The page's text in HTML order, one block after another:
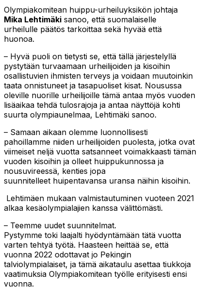
Olympiakomitean huippu-urheiluyksikön johtaja
Mika Lehtimäki sanoo, että suomalaiselle
urheilulle päätös tarkoittaa sekä hyvää että
huonoa.
– Hyvä puoli on tietysti se, että tällä järjestelyllä
pystytään turvaamaan urheilijoiden ja kisoihin
osallistuvien ihmisten terveys ja voidaan muutoinkin
taata onnistuneet ja tasapuoliset kisat. Nousussa
oleville nuorille urheilijoille tämä antaa myös vuoden
lisäaikaa tehdä tulosrajoja ja antaa näyttöjä kohti
suurta olympiaunelmaa, Lehtimäki sanoo.
– Samaan aikaan olemme luonnollisesti
pahoillamme niiden urheilijoiden puolesta, jotka ovat
viimeiset neljä vuotta satsanneet voimakkaasti tämän
vuoden kisoihin ja olleet huippukunnossa ja
nousuvireessä, kenties jopa
suunnitelleet huipentavansa uransa näihin kisoihin.
Lehtimäen mukaan valmistautuminen vuoteen 2021
alkaa kesäolympialajien kanssa välittömästi.
– Teemme uudet suunnitelmat.
Pystymme toki laajalti hyödyntämään tätä vuotta
varten tehtyä työtä. Haasteen heittää se, että
vuonna 2022 odottavat jo Pekingin
talviolympialaiset, ja tämä aikataulu asettaa tiukkoja
vaatimuksia Olympiakomitean työlle erityisesti ensi
vuonna.